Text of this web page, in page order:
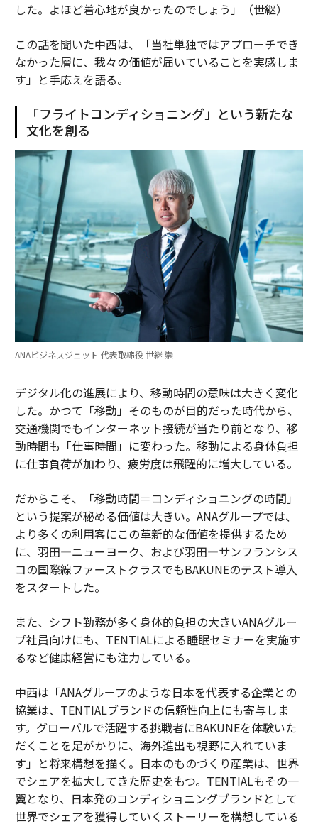
した。よほど着心地が良かったのでしょう」（世継）
この話を聞いた中西は、「当社単独ではアプローチでき
なかった層に、我々の価値が届いていることを実感しま
す」と手応えを語る。
「フライトコンディショニング」という新たな
文化を創る
ANAビジネスジェット 代表取締役 世継 崇
デジタル化の進展により、移動時間の意味は大きく変化
した。かつて「移動」そのものが目的だった時代から、
交通機関でもインターネット接続が当たり前となり、移
動時間も「仕事時間」に変わった。移動による身体負担
に仕事負荷が加わり、疲労度は飛躍的に増大している。
だからこそ、「移動時間＝コンディショニングの時間」
という提案が秘める価値は大きい。ANAグループでは、
より多くの利用客にこの革新的な価値を提供するため
に、羽田―ニューヨーク、および羽田―サンフランシス
コの国際線ファーストクラスでもBAKUNEのテスト導入
をスタートした。
また、シフト勤務が多く身体的負担の大きいANAグルー
プ社員向けにも、TENTIALによる睡眠セミナーを実施す
るなど健康経営にも注力している。
中西は「ANAグループのような日本を代表する企業との
協業は、TENTIALブランドの信頼性向上にも寄与しま
す。グローバルで活躍する挑戦者にBAKUNEを体験いた
だくことを足がかりに、海外進出も視野に入れていま
す」と将来構想を描く。日本のものづくり産業は、世界
でシェアを拡大してきた歴史をもつ。TENTIALもその一
翼となり、日本発のコンディショニングブランドとして
世界でシェアを獲得していくストーリーを構想している